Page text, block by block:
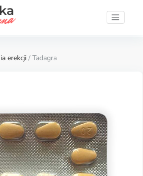
erekcji / Tadagra